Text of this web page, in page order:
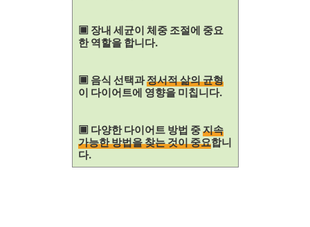
▣ 장내 세균이 체중 조절에 중요
한 역할을 합니다.
▣ 음식 선택과정서적 삶의 균형
이 다이어트에 영향을 미칩니다.
▣ 다양한 다이어트 방법 중지속
가능한 방법을 찾는 것이 중요합니
다.